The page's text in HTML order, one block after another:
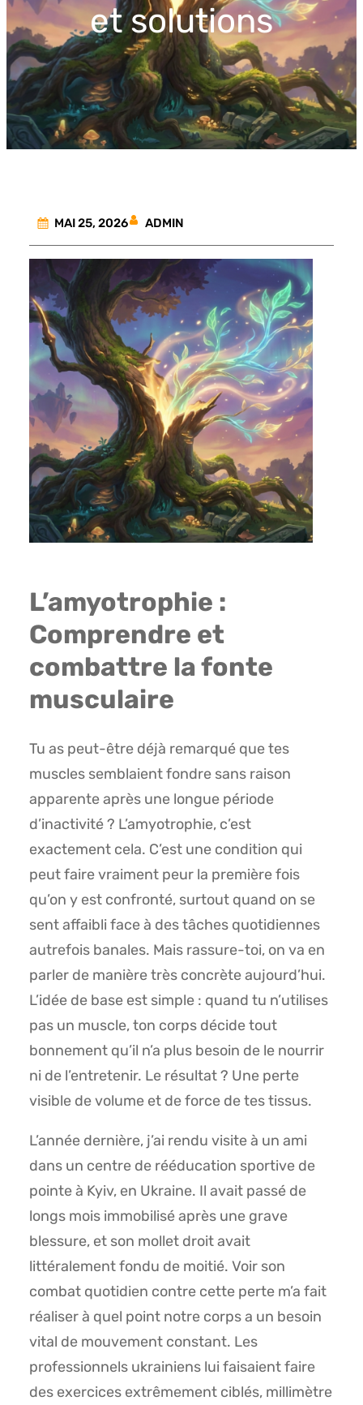
et solutions
MAI 25, 2026 ADMIN
L’amyotrophie :
Comprendre et
combattre la fonte
musculaire
Tu as peut-être déjà remarqué que tes
muscles semblaient fondre sans raison
apparente après une longue période
d’inactivité ? L’amyotrophie, c’est
exactement cela. C’est une condition qui
peut faire vraiment peur la première fois
qu’on y est confronté, surtout quand on se
sent affaibli face à des tâches quotidiennes
autrefois banales. Mais rassure-toi, on va en
parler de manière très concrète aujourd’hui.
L’idée de base est simple : quand tu n’utilises
pas un muscle, ton corps décide tout
bonnement qu’il n’a plus besoin de le nourrir
ni de l’entretenir. Le résultat ? Une perte
visible de volume et de force de tes tissus.
L’année dernière, j’ai rendu visite à un ami
dans un centre de rééducation sportive de
pointe à Kyiv, en Ukraine. Il avait passé de
longs mois immobilisé après une grave
blessure, et son mollet droit avait
littéralement fondu de moitié. Voir son
combat quotidien contre cette perte m’a fait
réaliser à quel point notre corps a un besoin
vital de mouvement constant. Les
professionnels ukrainiens lui faisaient faire
des exercices extrêmement ciblés, millimètre